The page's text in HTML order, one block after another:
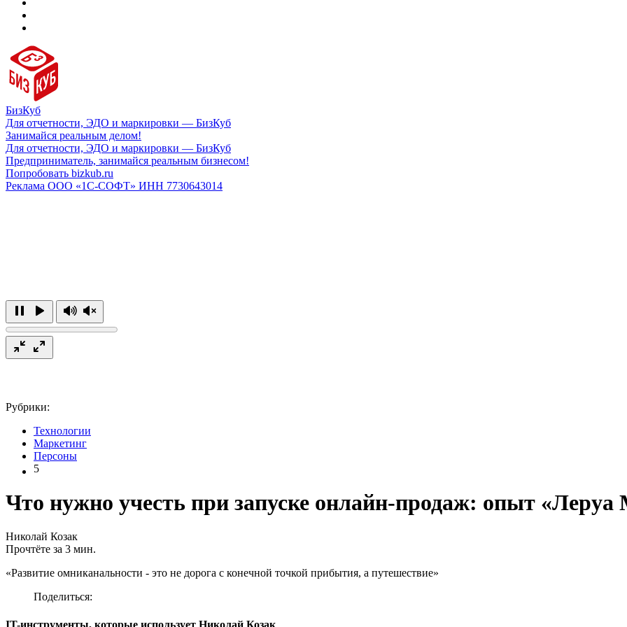
БизКуб
Для отчетности, ЭДО и маркировки — БизКуб
Занимайся реальным делом!
Для отчетности, ЭДО и маркировки — БизКуб
Предприниматель, занимайся реальным бизнесом!
Попробовать bizkub.ru
Реклама ООО «1С-СОФТ» ИНН 7730643014
Рубрики:
Технологии
Маркетинг
Персоны
5
Что нужно учесть при запуске онлайн-продаж: опыт «Леруа
Николай Козак
Прочтёте за 3 мин.
«Развитие омниканальности - это не дорога с конечной точкой прибытия, а путешествие»
Поделиться:
IT-инструменты, которые использует Николай Козак